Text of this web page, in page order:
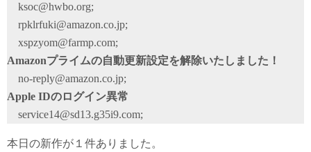
ksoc@hwbo.org;
rpklrfuki@amazon.co.jp;
xspzyom@farmp.com;
Amazonプライムの自動更新設定を解除いたしました！
no-reply@amazon.co.jp;
Apple IDのログイン異常
service14@sd13.g35i9.com;
本日の新作が１件ありました。